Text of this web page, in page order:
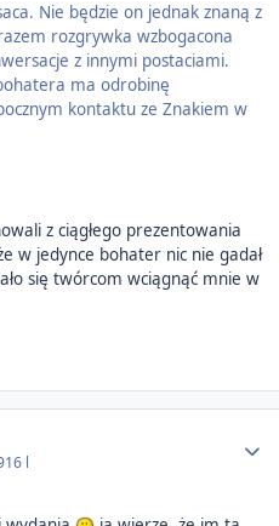
Nie będzie on jednak znaną z
rozgrywka wzbogacona
z innymi postaciami.
ma odrobinę
kontaktu ze Znakiem w
z ciągłego prezentowania
w jedynce bohater nic nie gadał
się twórcom wciągnąć mnie w
16 l